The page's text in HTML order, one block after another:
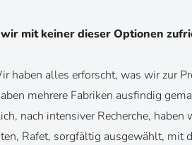
mit keiner dieser Optionen
haben alles erforscht, was wir zur
mehrere Fabriken ausfindig
nach intensiver Recherche, haben
Rafet, sorgfältig ausgewählt, mit